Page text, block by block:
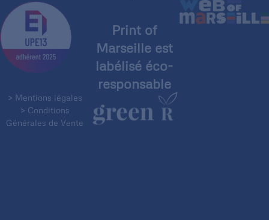
> Mentions légales
> Conditions
Générales de Vente
Print of
Marseille est
labélisé éco-
responsable